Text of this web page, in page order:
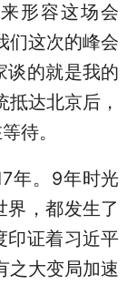
形容这场会
们这次的峰会
谈的就是我的
达北京后，
待。
年。9年时光
，都发生了
印证着习近平
之大变局加速